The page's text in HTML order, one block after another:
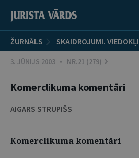
ŽURNĀLS SKAIDROJUMI. VIEDOKĻI
3. JŪNIJS 2003 • NR.21 (279)
Komerclikuma komentāri
AIGARS STRUPIŠS
Komerclikuma komentāri